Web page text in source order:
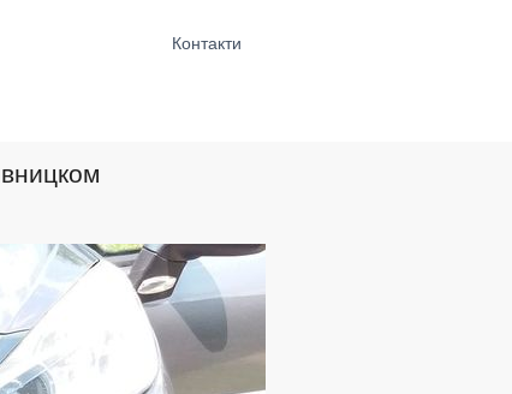
Контакти